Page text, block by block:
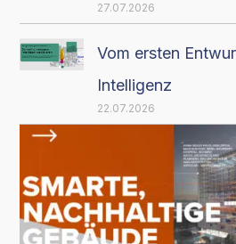
27.07.2026
Vom ersten
Intelligenz
22.07.2026